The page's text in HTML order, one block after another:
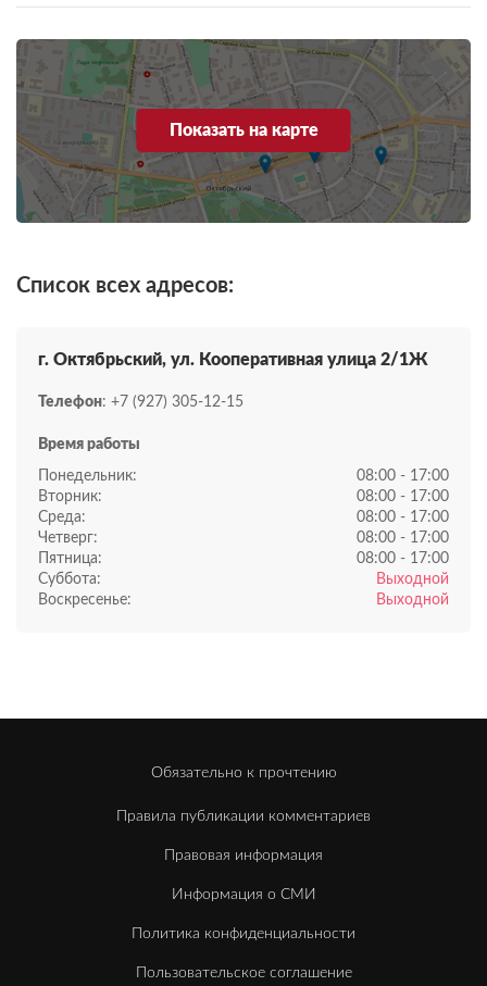
Показать на карте
Список всех адресов:
г. Октябрьский, ул. ​Кооперативная улица 2/1Ж
Телефон: +7 (927) 305-12-15
Время работы
Понедельник:
08:00 - 17:00
Вторник:
08:00 - 17:00
Среда:
08:00 - 17:00
Четверг:
08:00 - 17:00
Пятница:
08:00 - 17:00
Суббота:
Выходной
Воскресенье:
Выходной
Обязательно к прочтению
Правила публикации комментариев
Правовая информация
Информация о СМИ
Политика конфиденциальности
Пользовательское соглашение